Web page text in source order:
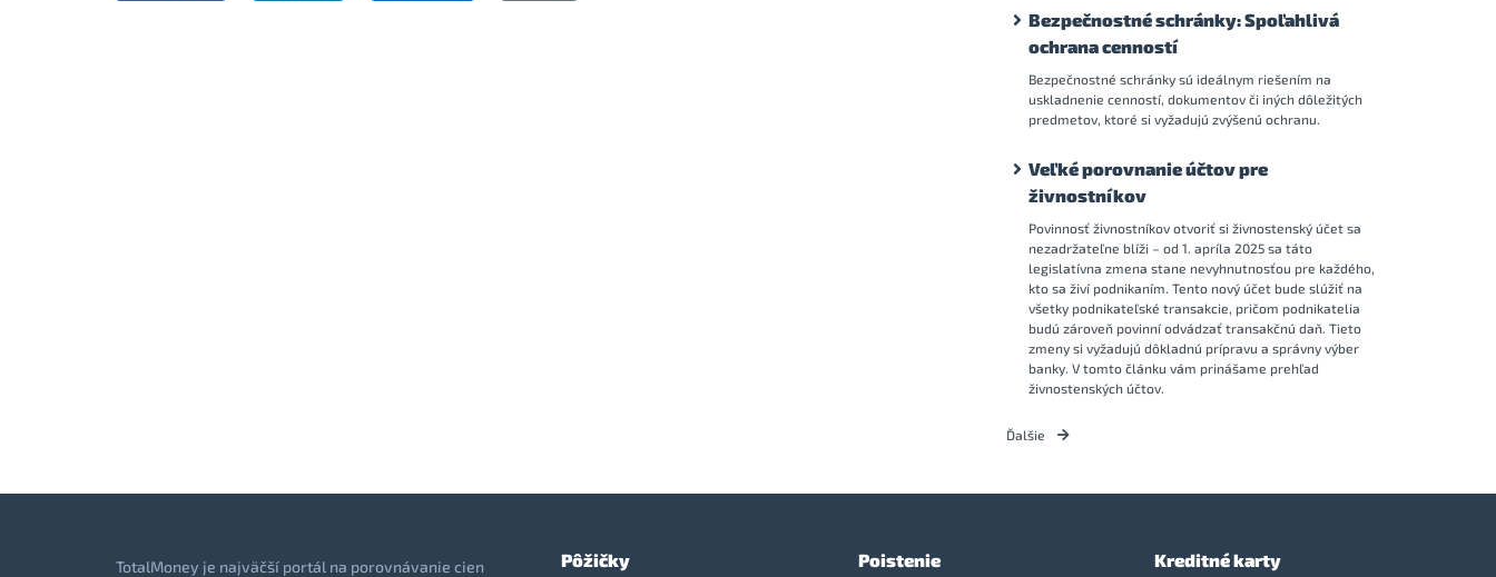
Bezpečnostné schránky: Spoľahlivá
ochrana cenností
Bezpečnostné schránky sú ideálnym riešením na
uskladnenie cenností, dokumentov či iných dôležitých
predmetov, ktoré si vyžadujú zvýšenú ochranu.
Veľké porovnanie účtov pre
živnostníkov
Povinnosť živnostníkov otvoriť si živnostenský účet sa
nezadržateľne blíži – od 1. apríla 2025 sa táto
legislatívna zmena stane nevyhnutnosťou pre každého,
kto sa živí podnikaním. Tento nový účet bude slúžiť na
všetky podnikateľské transakcie, pričom podnikatelia
budú zároveň povinní odvádzať transakčnú daň. Tieto
zmeny si vyžadujú dôkladnú prípravu a správny výber
banky. V tomto článku vám prinášame prehľad
živnostenských účtov.
Ďalšie
Pôžičky Poistenie Kreditné karty
TotalMoney je najväčší portál na porovnávanie cien